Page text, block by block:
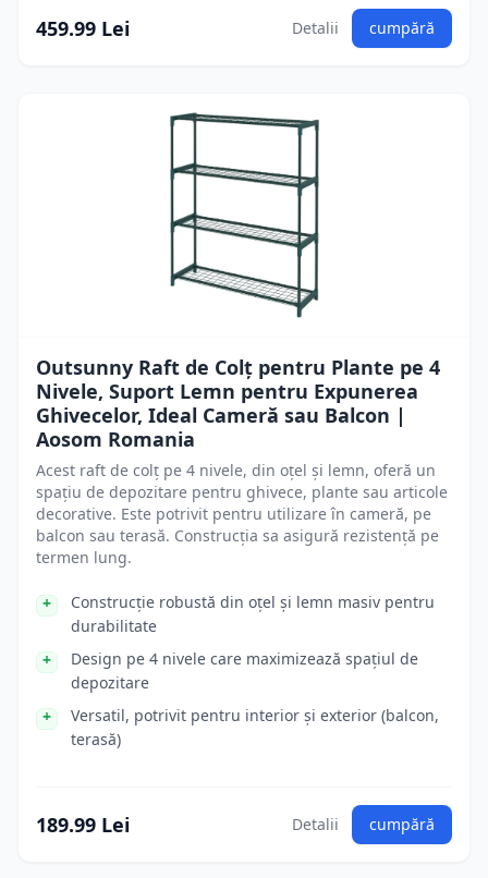
459.99 Lei Detalii cumpără
Outsunny Raft de Colț pentru Plante pe 4
Nivele, Suport Lemn pentru Expunerea
Ghivecelor, Ideal Cameră sau Balcon |
Aosom Romania
Acest raft de colț pe 4 nivele, din oțel și lemn, oferă un
spațiu de depozitare pentru ghivece, plante sau articole
decorative. Este potrivit pentru utilizare în cameră, pe
balcon sau terasă. Construcția sa asigură rezistență pe
termen lung.
Construcție robustă din oțel și lemn masiv pentru
durabilitate
Design pe 4 nivele care maximizează spațiul de
depozitare
Versatil, potrivit pentru interior și exterior (balcon,
terasă)
189.99 Lei Detalii cumpără